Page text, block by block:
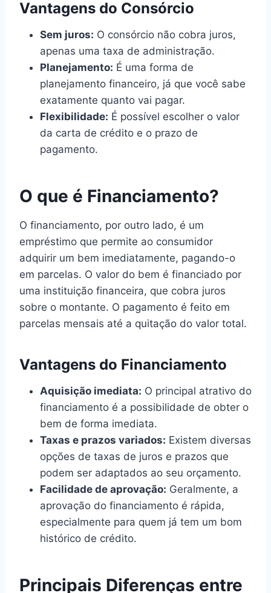
Vantagens do Consórcio
Sem juros: O consórcio não cobra juros,
apenas uma taxa de administração.
Planejamento: É uma forma de
planejamento financeiro, já que você sabe
exatamente quanto vai pagar.
Flexibilidade: É possível escolher o valor
da carta de crédito e o prazo de
pagamento.
O que é Financiamento?
O financiamento, por outro lado, é um
empréstimo que permite ao consumidor
adquirir um bem imediatamente, pagando-o
em parcelas. O valor do bem é financiado por
uma instituição financeira, que cobra juros
sobre o montante. O pagamento é feito em
parcelas mensais até a quitação do valor total.
Vantagens do Financiamento
Aquisição imediata: O principal atrativo do
financiamento é a possibilidade de obter o
bem de forma imediata.
Taxas e prazos variados: Existem diversas
opções de taxas de juros e prazos que
podem ser adaptados ao seu orçamento.
Facilidade de aprovação: Geralmente, a
aprovação do financiamento é rápida,
especialmente para quem já tem um bom
histórico de crédito.
Principais Diferenças entre